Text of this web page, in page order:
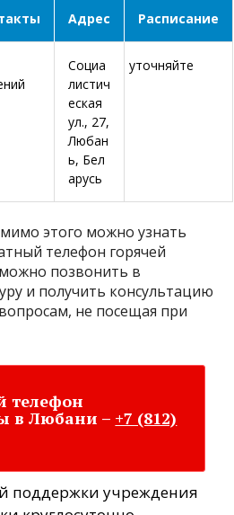
Адрес Расписание
Социа
листич
еская
ул., 27,
Любан
ь, Бел
арусь
уточняйте
этого можно узнать
телефон горячей
позвонить в
и получить консультацию
не посещая при
телефон
в Любани – +7 (812)
поддержки учреждения